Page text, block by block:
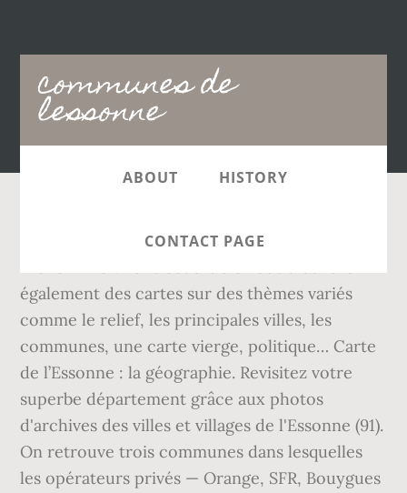
communes de
lessonne
Main
navigation
ABOUT HISTORY
CONTACT PAGE
The Essonne is a 101-kilometre (63 mi) long
également des cartes sur des thèmes variés
comme le relief, les principales villes, les
communes, une carte vierge, politique… Carte
de l’Essonne : la géographie. Revisitez votre
superbe département grâce aux photos
d'archives des villes et villages de l'Essonne (91).
On retrouve trois communes dans lesquelles
les opérateurs privés — Orange, SFR, Bouygues